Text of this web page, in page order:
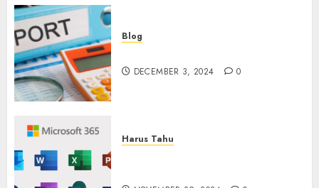
Blog
DECEMBER 3, 2024 0
Harus Tahu